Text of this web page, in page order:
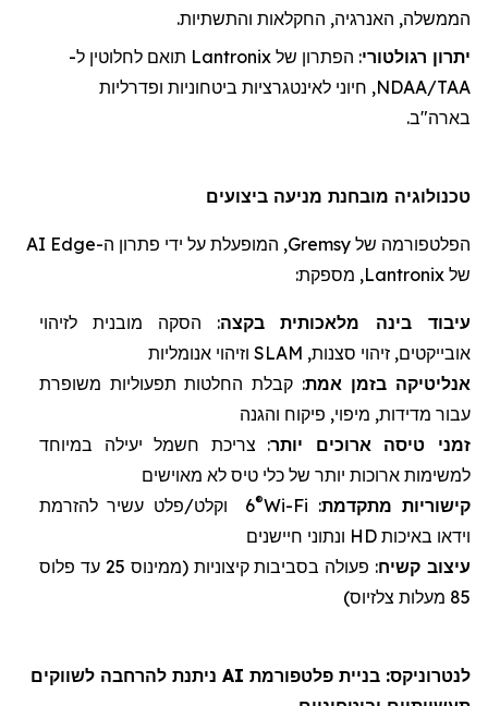
הממשלה, האנרגיה, החקלאות והתשתיות.
יתרון רגולטורי: הפתרון של Lantronix תואם לחלוטין ל-
NDAA/TAA, חיוני לאינטגרציות ביטחוניות ופדרליות
בארה"ב.
טכנולוגיה מובחנת מניעה ביצועים
הפלטפורמה של Gremsy, המופעלת על ידי פתרון ה-Edge
AI
של Lantronix, מספקת:
עיבוד בינה מלאכותיתבקצה: הסקה מובנית לזיהוי
אובייקטים, זיהוי סצנות, SLAM וזיהוי אנומליות
אנליטיקה בזמן אמת: קבלת החלטות תפעוליות משופרת
עבור מדידות, מיפוי, פיקוח והגנה
זמני טיסה ארוכים יותר: צריכת חשמל יעילה במיוחד
למשימות ארוכות יותר של כלי טיס לא מאוישים
קישוריות מתקדמת:
Wi-Fi
®
6
וקלט/פלט עשיר להזרמת
וידאו באיכות HD ונתוני חיישנים
עיצוב קשיח: פעולה בסביבות קיצוניות (
ממינוס 25 עד פלוס
85 מעלות צלזיוס)
לנטרוניקס
: בניית פלטפורמת AI ניתנת להרחבה לשווקים